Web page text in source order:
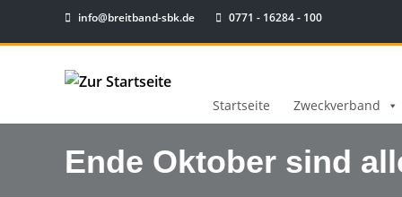
info@breitband-sbk.de 0771 - 16284 - 100
Startseite Zweckverband
Ende Oktober sind